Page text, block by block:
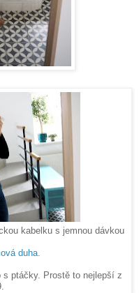
kabelku s jemnou dávkou
duha.
ptáčky. Prostě to nejlepší z